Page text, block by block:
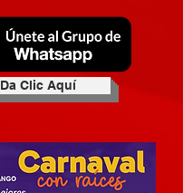
Da Clic Aquí